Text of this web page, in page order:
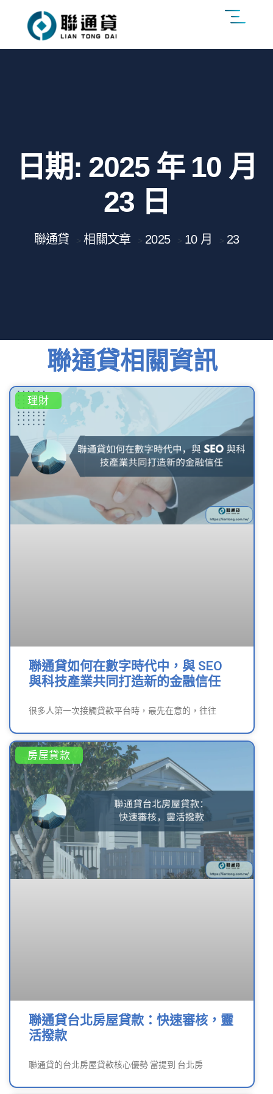
日期: 2025 年 10 月
23 日
聯通貸 >相關文章 > 2025 > 10 月 > 23
聯通貸相關資訊
理財
聯通貸如何在數字時代中，與 SEO
與科技產業共同打造新的金融信任
很多人第一次接觸貸款平台時，最先在意的，往往
房屋貸款
聯通貸台北房屋貸款：快速審核，靈
活撥款
聯通貸的台北房屋貸款核心優勢 當提到 台北房